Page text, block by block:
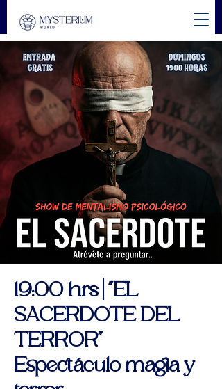
19:00 hrs | "EL
SACERDOTE DEL
TERROR"
Espectáculo magia y